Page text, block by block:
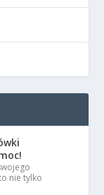
nie tylko